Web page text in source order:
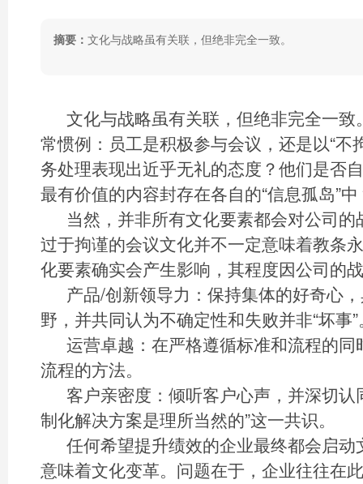
摘要： 文化与战略虽有关联，但绝非完全一致。
文化与战略虽有关联，但绝非完全一
常惯例：员工是积极参与会议，还是以“不
务处理表现出近乎无礼的态度？他们是否
最有价值的内容封存在各自的“信息孤岛”中
当然，并非所有文化要素都会对公司
过于拘谨的会议文化并不一定意味着教条
化要素确实会产生影响，其程度因公司的
产品/创新领导力：保持集体的好奇心
野，并共同认为不确定性和失败并非“坏事
运营卓越：在严格遵循标准和流程的
流程的方法。
客户亲密度：倾听客户心声，并深切认
制化解决方案是理所当然的”这一共识。
任何希望提升绩效的企业最终都会启
意味着文化变革。问题在于，企业往往在